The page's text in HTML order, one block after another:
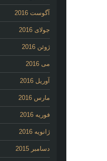
آگوست 2016
جولای 2016
ژوئن 2016
می 2016
آوریل 2016
مارس 2016
فوریه 2016
ژانویه 2016
دسامبر 2015